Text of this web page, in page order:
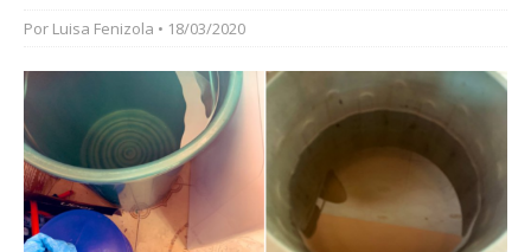
Por Luisa Fenizola • 18/03/2020